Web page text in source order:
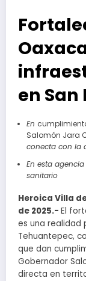
en
En
Salomón Jara
conecta con la
En esta
sanitario
Heroica Villa
de 2025.- El
es una realidad
Tehuantepec,
que dan
Gobernador
directa en